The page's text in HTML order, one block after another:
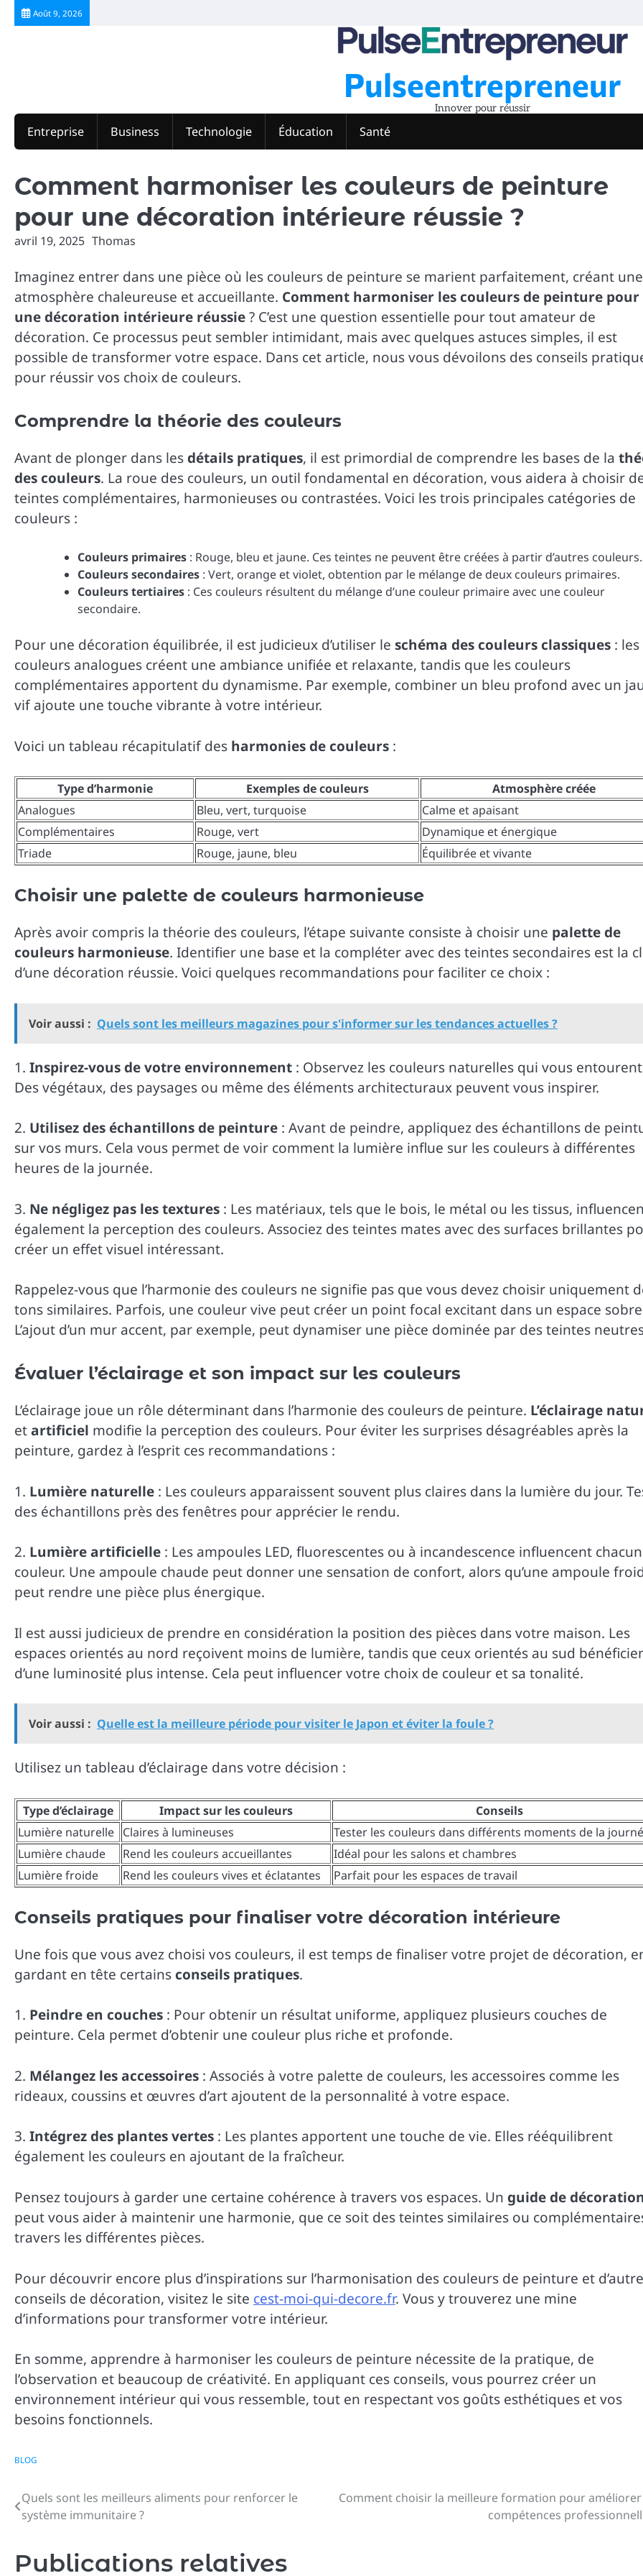
Skip
Août 9, 2026
Pulseentrepreneur
Innover pour réussir
Entreprise Business Technologie Éducation Santé
Comment harmoniser les couleurs de peinture
pour une décoration intérieure réussie ?
avril 19, 2025 Thomas
Imaginez entrer dans une pièce où les couleurs de peinture se marient parfaitement, créant une
atmosphère chaleureuse et accueillante. Comment harmoniser les couleurs de peinture pour
une décoration intérieure réussie? C’est une question essentielle pour tout amateur de
décoration. Ce processus peut sembler intimidant, mais avec quelques astuces simples, il est
possible de transformer votre espace. Dans cet article, nous vous dévoilons des conseils
pour réussir vos choix de couleurs.
Comprendre la théorie des couleurs
Avant de plonger dans lesdétails pratiques, il est primordial de comprendre les bases de la
des couleurs. La roue des couleurs, un outil fondamental en décoration, vous aidera à choisir
teintes complémentaires, harmonieuses ou contrastées. Voici les trois principales catégories de
couleurs :
Couleurs primaires : Rouge, bleu et jaune. Ces teintes ne peuvent être créées à partir d’autres couleurs.
Couleurs secondaires : Vert, orange et violet, obtention par le mélange de deux couleurs primaires.
Couleurs tertiaires : Ces couleurs résultent du mélange d’une couleur primaire avec une couleur
secondaire.
Pour une décoration équilibrée, il est judicieux d’utiliser le schéma des couleurs classiques : les
couleurs analogues créent une ambiance unifiée et relaxante, tandis que les couleurs
complémentaires apportent du dynamisme. Par exemple, combiner un bleu profond avec un
vif ajoute une touche vibrante à votre intérieur.
Voici un tableau récapitulatif des harmonies de couleurs :
Type d’harmonie Exemples de couleurs
Atmosphère créée
Analogues
Bleu, vert, turquoise
Calme et apaisant
Complémentaires
Rouge, vert
Dynamique et énergique
Triade
Rouge, jaune, bleu Équilibrée et vivante
Choisir une palette de couleurs harmonieuse
Après avoir compris la théorie des couleurs, l’étape suivante consiste à choisir une palette de
couleurs harmonieuse. Identifier une base et la compléter avec des teintes secondaires est la
d’une décoration réussie. Voici quelques recommandations pour faciliter ce choix :
Voir aussi : Quels sont les meilleurs magazines pour s'informer sur les tendances actuelles ?
1. Inspirez-vous de votre environnement : Observez les couleurs naturelles qui vous
Des végétaux, des paysages ou même des éléments architecturaux peuvent vous inspirer.
2. Utilisez des échantillons de peinture : Avant de peindre, appliquez des échantillons de
sur vos murs. Cela vous permet de voir comment la lumière influe sur les couleurs à différentes
heures de la journée.
3. Ne négligez pas les textures : Les matériaux, tels que le bois, le métal ou les tissus,
également la perception des couleurs. Associez des teintes mates avec des surfaces brillantes
créer un effet visuel intéressant.
Rappelez-vous que l’harmonie des couleurs ne signifie pas que vous devez choisir uniquement
tons similaires. Parfois, une couleur vive peut créer un point focal excitant dans un espace
L’ajout d’un mur accent, par exemple, peut dynamiser une pièce dominée par des teintes
Évaluer l’éclairage et son impact sur les couleurs
L’éclairage joue un rôle déterminant dans l’harmonie des couleurs de peinture. L’éclairage
etartificiel modifie la perception des couleurs. Pour éviter les surprises désagréables après la
peinture, gardez à l’esprit ces recommandations :
1. Lumière naturelle : Les couleurs apparaissent souvent plus claires dans la lumière du jour.
des échantillons près des fenêtres pour apprécier le rendu.
2. Lumière artificielle : Les ampoules LED, fluorescentes ou à incandescence influencent
couleur. Une ampoule chaude peut donner une sensation de confort, alors qu’une ampoule
peut rendre une pièce plus énergique.
Il est aussi judicieux de prendre en considération la position des pièces dans votre maison. Les
espaces orientés au nord reçoivent moins de lumière, tandis que ceux orientés au sud
d’une luminosité plus intense. Cela peut influencer votre choix de couleur et sa tonalité.
Voir aussi : Quelle est la meilleure période pour visiter le Japon et éviter la foule ?
Utilisez un tableau d’éclairage dans votre décision :
Type d’éclairage Impact sur les couleurs
Conseils
Lumière naturelle Claires à lumineuses
Tester les couleurs dans différents moments de la
Lumière chaude
Rend les couleurs accueillantes
Idéal pour les salons et chambres
Lumière froide
Rend les couleurs vives et éclatantes Parfait pour les espaces de travail
Conseils pratiques pour finaliser votre décoration intérieure
Une fois que vous avez choisi vos couleurs, il est temps de finaliser votre projet de décoration,
gardant en tête certains conseils pratiques.
1. Peindre en couches : Pour obtenir un résultat uniforme, appliquez plusieurs couches de
peinture. Cela permet d’obtenir une couleur plus riche et profonde.
2. Mélangez les accessoires : Associés à votre palette de couleurs, les accessoires comme les
rideaux, coussins et œuvres d’art ajoutent de la personnalité à votre espace.
3. Intégrez des plantes vertes : Les plantes apportent une touche de vie. Elles rééquilibrent
également les couleurs en ajoutant de la fraîcheur.
Pensez toujours à garder une certaine cohérence à travers vos espaces. Un guide de décoration
peut vous aider à maintenir une harmonie, que ce soit des teintes similaires ou
travers les différentes pièces.
Pour découvrir encore plus d’inspirations sur l’harmonisation des couleurs de peinture et
conseils de décoration, visitez le site cest-moi-qui-decore.fr. Vous y trouverez une mine
d’informations pour transformer votre intérieur.
En somme, apprendre à harmoniser les couleurs de peinture nécessite de la pratique, de
l’observation et beaucoup de créativité. En appliquant ces conseils, vous pourrez créer un
environnement intérieur qui vous ressemble, tout en respectant vos goûts esthétiques et vos
besoins fonctionnels.
BLOG
Navigation
de
l’article
Quels sont les meilleurs aliments pour renforcer le
système immunitaire ?
Comment choisir la meilleure formation pour améliorer
compétences
Publications relatives